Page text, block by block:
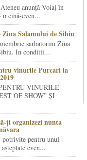
anunță Voiaj în
cină-even...
Ziua Salamului de Sibiu
sarbatorim Ziua
In conditii...
vinurile Purcari la
VINURILE
OF SHOW” ȘI
ți organizezi nunta
potrivite pentru unul
even...